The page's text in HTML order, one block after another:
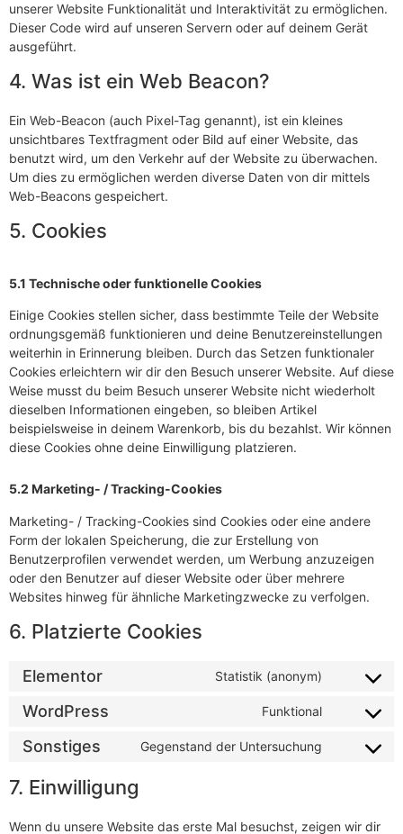
unserer Website Funktionalität und Interaktivität zu ermöglichen.
Dieser Code wird auf unseren Servern oder auf deinem Gerät
ausgeführt.
4. Was ist ein Web Beacon?
Ein Web-Beacon (auch Pixel-Tag genannt), ist ein kleines
unsichtbares Textfragment oder Bild auf einer Website, das
benutzt wird, um den Verkehr auf der Website zu überwachen.
Um dies zu ermöglichen werden diverse Daten von dir mittels
Web-Beacons gespeichert.
5. Cookies
5.1 Technische oder funktionelle Cookies
Einige Cookies stellen sicher, dass bestimmte Teile der Website
ordnungsgemäß funktionieren und deine Benutzereinstellungen
weiterhin in Erinnerung bleiben. Durch das Setzen funktionaler
Cookies erleichtern wir dir den Besuch unserer Website. Auf diese
Weise musst du beim Besuch unserer Website nicht wiederholt
dieselben Informationen eingeben, so bleiben Artikel
beispielsweise in deinem Warenkorb, bis du bezahlst. Wir können
diese Cookies ohne deine Einwilligung platzieren.
5.2 Marketing- / Tracking-Cookies
Marketing- / Tracking-Cookies sind Cookies oder eine andere
Form der lokalen Speicherung, die zur Erstellung von
Benutzerprofilen verwendet werden, um Werbung anzuzeigen
oder den Benutzer auf dieser Website oder über mehrere
Websites hinweg für ähnliche Marketingzwecke zu verfolgen.
6. Platzierte Cookies
Elementor Statistik (anonym)
WordPress Funktional
Sonstiges Gegenstand der Untersuchung
7. Einwilligung
Wenn du unsere Website das erste Mal besuchst, zeigen wir dir